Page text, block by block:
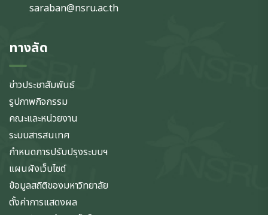
saraban@nsru.ac.th
ทางลัด
ข่าวประชาสัมพันธ์
รูปภาพกิจกรรม
คณะและหน่วยงาน
ระบบสารสนเทศ
กำหนดการปรับปรุงระบบฯ
แผนผังเว็บไซต์
ข้อมูลสถิติของมหาวิทยาลัย
ตั้งค่าการแสดงผล